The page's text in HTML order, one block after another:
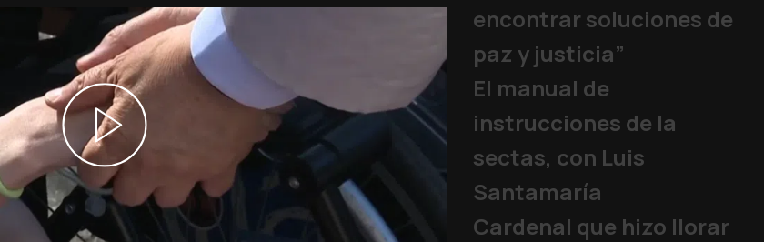
encontrar soluciones de
paz y justicia”
El manual de
instrucciones de la
sectas, con Luis
Santamaría
Cardenal que hizo llorar